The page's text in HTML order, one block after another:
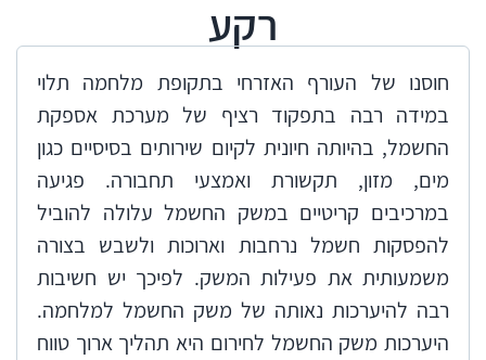
רקע
חוסנו של העורף האזרחי בתקופת מלחמה תלוי
במידה רבה בתפקוד רציף של מערכת אספקת
החשמל, בהיותה חיונית לקיום שירותים בסיסיים כגון
מים, מזון, תקשורת ואמצעי תחבורה. פגיעה
במרכיבים קריטיים במשק החשמל עלולה להוביל
להפסקות חשמל נרחבות וארוכות ולשבש בצורה
משמעותית את פעילות המשק. לפיכך יש חשיבות
רבה להיערכות נאותה של משק החשמל למלחמה.
היערכות משק החשמל לחירום היא תהליך ארוך טווח